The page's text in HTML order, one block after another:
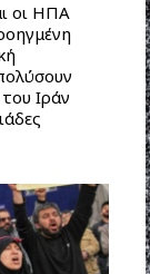
οι ΗΠΑ
Ιράν